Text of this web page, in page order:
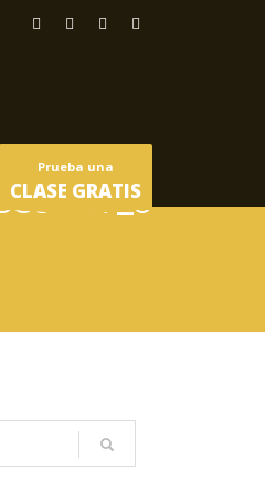
Prueba una
CLASE GRATIS